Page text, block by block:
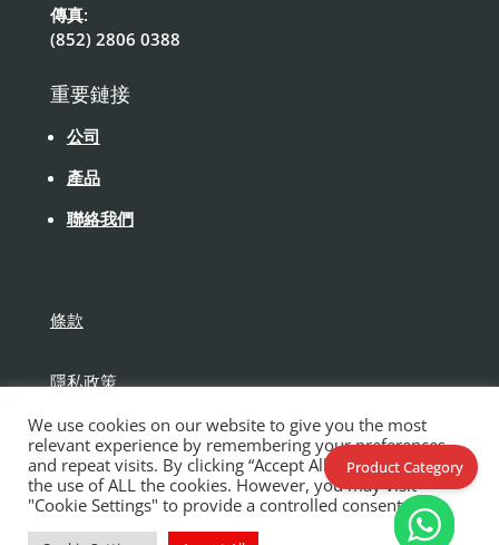
傳真:
(852) 2806 0388
重要鏈接
公司
產品
聯絡我們
條款
隱私政策
免責聲明
We use cookies on our website to give you the most
relevant experience by remembering your preferences
and repeat visits. By clicking “Accept All”, you consent to
the use of ALL the cookies. However, you may visit
"Cookie Settings" to provide a controlled consent.
Product Category